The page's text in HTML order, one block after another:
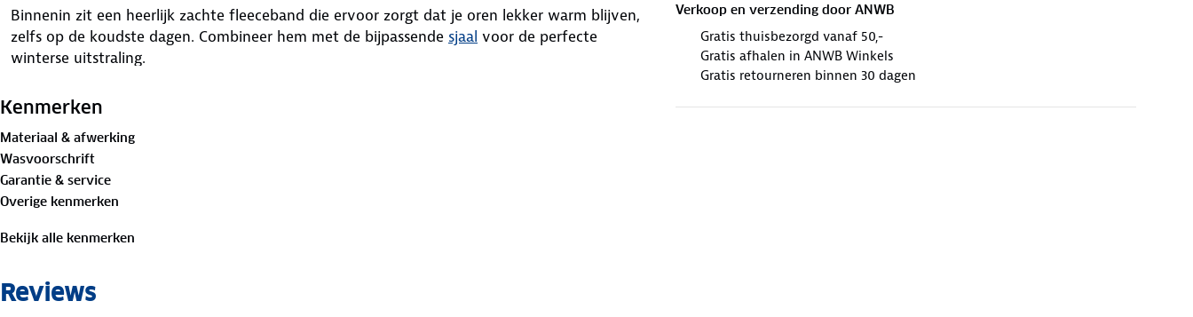
Verkoop en verzending door ANWB
Gratis thuisbezorgd vanaf 50,-
Gratis afhalen in ANWB Winkels
Gratis retourneren binnen 30 dagen
Binnenin zit een heerlijk zachte fleeceband die ervoor zorgt dat je oren lekker warm blijven,
zelfs op de koudste dagen. Combineer hem met de bijpassende sjaal voor de perfecte
winterse uitstraling.
Materiaal:
Kenmerken
Materiaal & afwerking
Wasvoorschrift
Garantie & service
Overige kenmerken
Bekijk alle kenmerken
Reviews